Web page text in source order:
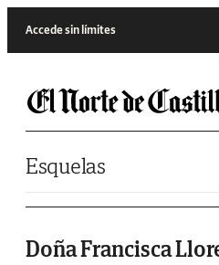
Accede sin límites
Esquelas
Doña Francisca